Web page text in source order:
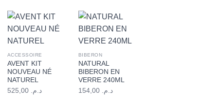
ACCESSOIRE
AVENT KIT
NOUVEAU NÉ
NATUREL
د.م. 525,00
BIBERON
NATURAL
BIBERON EN
VERRE 240ML
د.م. 154,00